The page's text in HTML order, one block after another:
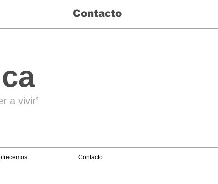
Contacto
a vivir”
Contacto